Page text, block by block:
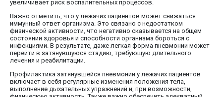
увеличивает риск воспалительных процессов.
Важно отметить, что у лежачих пациентов может снижаться
иммунный ответ организма. Это связано с недостатком
физической активности, что негативно сказывается на общем
состоянии здоровья и способности организма бороться с
инфекциями. В результате, даже легкая форма пневмонии может
перейти в затянувшуюся стадию, требующую длительного
лечения и реабилитации.
Профилактика затянувшейся пневмонии у лежачих пациентов
включает в себя регулярные изменения положения тела,
выполнение дыхательных упражнений и, при возможности,